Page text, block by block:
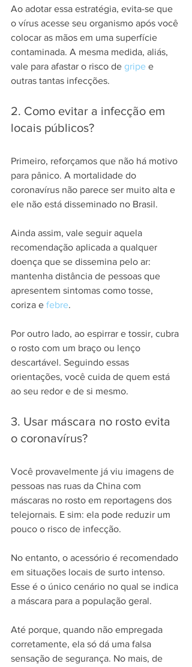
Ao adotar essa estratégia, evita-se que
o vírus acesse seu organismo após você
colocar as mãos em uma superfície
contaminada. A mesma medida, aliás,
vale para afastar o risco de gripe e
outras tantas infecções.
2. Como evitar a infecção em
locais públicos?
Primeiro, reforçamos que não há motivo
para pânico. A mortalidade do
coronavírus não parece ser muito alta e
ele não está disseminado no Brasil.
Ainda assim, vale seguir aquela
recomendação aplicada a qualquer
doença que se dissemina pelo ar:
mantenha distância de pessoas que
apresentem sintomas como tosse,
coriza e febre.
Por outro lado, ao espirrar e tossir, cubra
o rosto com um braço ou lenço
descartável. Seguindo essas
orientações, você cuida de quem está
ao seu redor e de si mesmo.
3. Usar máscara no rosto evita
o coronavírus?
Você provavelmente já viu imagens de
pessoas nas ruas da China com
máscaras no rosto em reportagens dos
telejornais. E sim: ela pode reduzir um
pouco o risco de infecção.
No entanto, o acessório é recomendado
em situações locais de surto intenso.
Esse é o único cenário no qual se indica
a máscara para a população geral.
Até porque, quando não empregada
corretamente, ela só dá uma falsa
sensação de segurança. No mais, de